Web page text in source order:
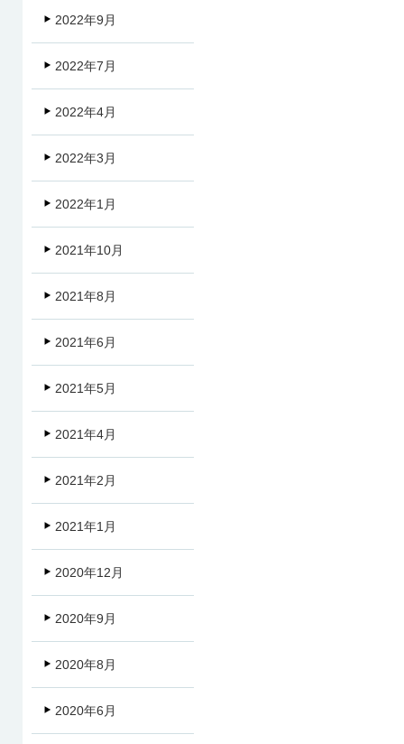
2022年9月
2022年7月
2022年4月
2022年3月
2022年1月
2021年10月
2021年8月
2021年6月
2021年5月
2021年4月
2021年2月
2021年1月
2020年12月
2020年9月
2020年8月
2020年6月